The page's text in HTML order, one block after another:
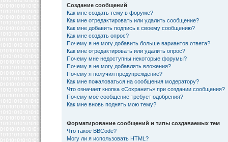
Создание сообщений
Как мне создать тему в форуме?
Как мне отредактировать или удалить сообщение?
Как мне добавить подпись к своему сообщению?
Как мне создать опрос?
Почему я не могу добавить больше вариантов ответа?
Как мне отредактировать или удалить опрос?
Почему мне недоступны некоторые форумы?
Почему я не могу добавлять вложения?
Почему я получил предупреждение?
Как мне пожаловаться на сообщения модератору?
Что означает кнопка «Сохранить» при создании сообщения?
Почему моё сообщение требует одобрения?
Как мне вновь поднять мою тему?
Форматирование сообщений и типы создаваемых тем
Что такое BBCode?
Могу ли я использовать HTML?